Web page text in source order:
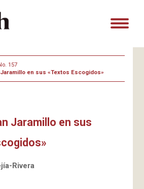
157
en sus «Textos Escogidos»
Jaramillo en sus
Rivera